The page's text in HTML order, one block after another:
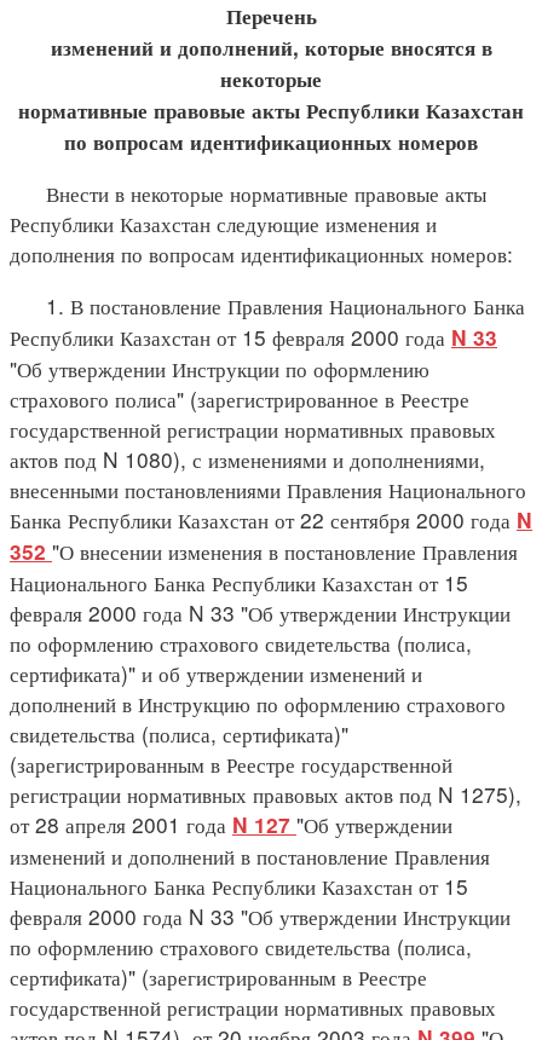
Перечень
изменений и дополнений, которые вносятся в
некоторые
нормативные правовые акты Республики Казахстан
по вопросам идентификационных номеров
Внести в некоторые нормативные правовые акты
Республики Казахстан следующие изменения и
дополнения по вопросам идентификационных номеров:
1. В постановление Правления Национального Банка
Республики Казахстан от 15 февраля 2000 года N 33
"Об утверждении Инструкции по оформлению
страхового полиса" (зарегистрированное в Реестре
государственной регистрации нормативных правовых
актов под N 1080), с изменениями и дополнениями,
внесенными постановлениями Правления Национального
Банка Республики Казахстан от 22 сентября 2000 года N
352 "О внесении изменения в постановление Правления
Национального Банка Республики Казахстан от 15
февраля 2000 года N 33 "Об утверждении Инструкции
по оформлению страхового свидетельства (полиса,
сертификата)" и об утверждении изменений и
дополнений в Инструкцию по оформлению страхового
свидетельства (полиса, сертификата)"
(зарегистрированным в Реестре государственной
регистрации нормативных правовых актов под N 1275),
от 28 апреля 2001 года N 127 "Об утверждении
изменений и дополнений в постановление Правления
Национального Банка Республики Казахстан от 15
февраля 2000 года N 33 "Об утверждении Инструкции
по оформлению страхового свидетельства (полиса,
сертификата)" (зарегистрированным в Реестре
государственной регистрации нормативных правовых